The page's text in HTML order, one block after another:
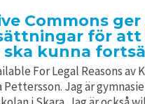
Commons
för att
kunna
For Legal Reasons av
Pettersson. Jag är